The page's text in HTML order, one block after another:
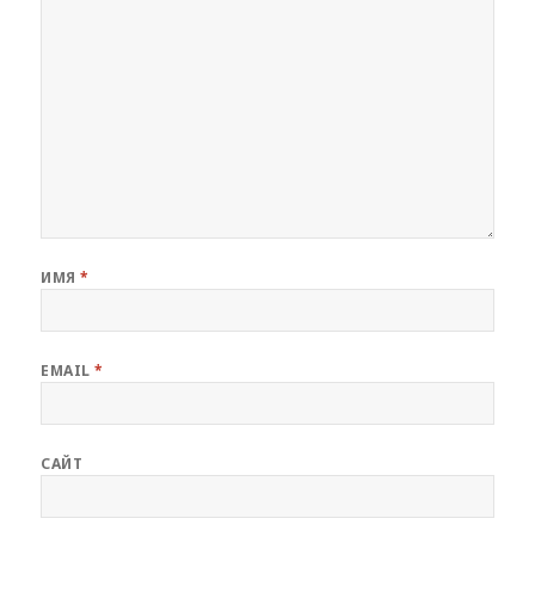
ИМЯ*
EMAIL*
САЙТ